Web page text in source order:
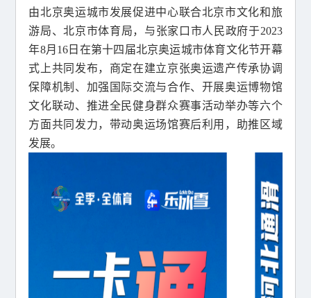
由北京奥运城市发展促进中心联合北京市文化和旅
游局、北京市体育局，与张家口市人民政府于2023
年8月16日在第十四届北京奥运城市体育文化节开幕
式上共同发布，商定在建立京张奥运遗产传承协调
保障机制、加强国际交流与合作、开展奥运博物馆
文化联动、推进全民健身群众赛事活动举办等六个
方面共同发力，带动奥运场馆赛后利用，助推区域
发展。